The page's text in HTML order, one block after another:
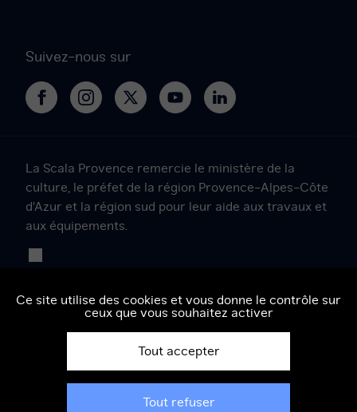
Suivez-nous sur
La
Facebook
La
Instagram
La
Twitter
La
YouTube
La
LinkedIn
La Scala Provence remercie le ministère de la
culture, le préfet de la région Provence-Alpes-Côte
d'Azur et la région sud pour leur aide aux travaux et
aux équipements.
Ce site utilise des cookies et vous donne le contrôle sur
ceux que vous souhaitez activer
Tout accepter
Tout refuser